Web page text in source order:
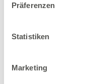
Präferenzen
Statistiken
Marketing